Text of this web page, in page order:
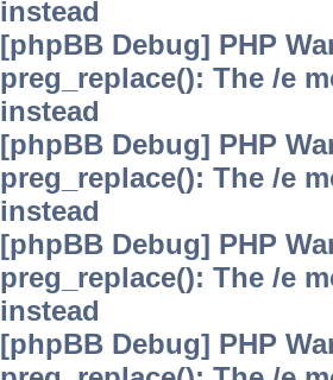
instead
[phpBB Debug] PHP
preg_replace(): The /e
instead
[phpBB Debug] PHP
preg_replace(): The /e
instead
[phpBB Debug] PHP
preg_replace(): The /e
instead
[phpBB Debug] PHP